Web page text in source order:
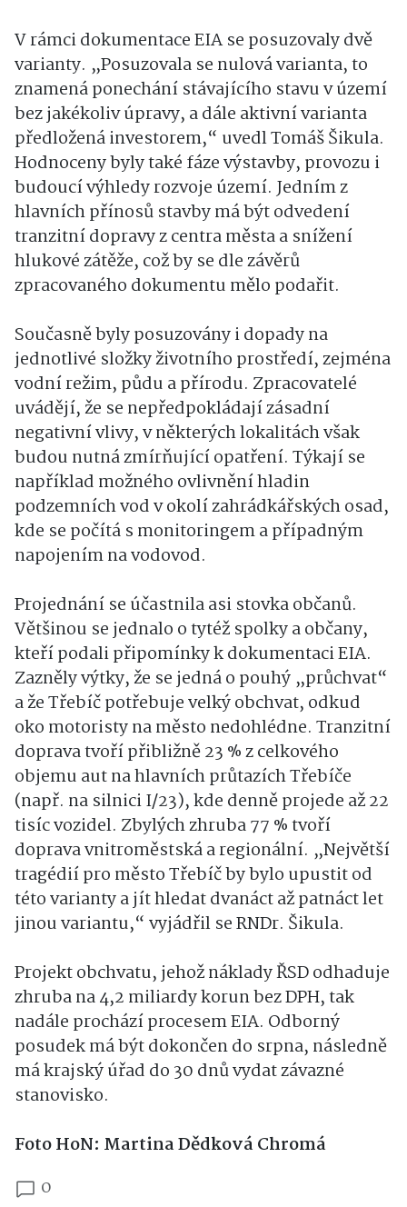
V rámci dokumentace EIA se posuzovaly dvě
varianty. „Posuzovala se nulová varianta, to
znamená ponechání stávajícího stavu v území
bez jakékoliv úpravy, a dále aktivní varianta
předložená investorem,“ uvedl Tomáš Šikula.
Hodnoceny byly také fáze výstavby, provozu i
budoucí výhledy rozvoje území. Jedním z
hlavních přínosů stavby má být odvedení
tranzitní dopravy z centra města a snížení
hlukové zátěže, což by se dle závěrů
zpracovaného dokumentu mělo podařit.
Současně byly posuzovány i dopady na
jednotlivé složky životního prostředí, zejména
vodní režim, půdu a přírodu. Zpracovatelé
uvádějí, že se nepředpokládají zásadní
negativní vlivy, v některých lokalitách však
budou nutná zmírňující opatření. Týkají se
například možného ovlivnění hladin
podzemních vod v okolí zahrádkářských osad,
kde se počítá s monitoringem a případným
napojením na vodovod.
Projednání se účastnila asi stovka občanů.
Většinou se jednalo o tytéž spolky a občany,
kteří podali připomínky k dokumentaci EIA.
Zazněly výtky, že se jedná o pouhý „průchvat“
a že Třebíč potřebuje velký obchvat, odkud
oko motoristy na město nedohlédne. Tranzitní
doprava tvoří přibližně 23 % z celkového
objemu aut na hlavních průtazích Třebíče
(např. na silnici I/23), kde denně projede až 22
tisíc vozidel. Zbylých zhruba 77 % tvoří
doprava vnitroměstská a regionální. „Největší
tragédií pro město Třebíč by bylo upustit od
této varianty a jít hledat dvanáct až patnáct let
jinou variantu,“ vyjádřil se RNDr. Šikula.
Projekt obchvatu, jehož náklady ŘSD odhaduje
zhruba na 4,2 miliardy korun bez DPH, tak
nadále prochází procesem EIA. Odborný
posudek má být dokončen do srpna, následně
má krajský úřad do 30 dnů vydat závazné
stanovisko.
Foto HoN: Martina Dědková Chromá
0